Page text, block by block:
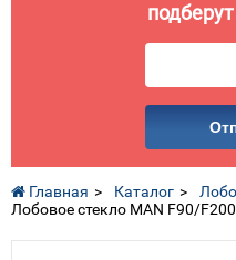
Главная Каталог
Лобовое стекло MAN F90/